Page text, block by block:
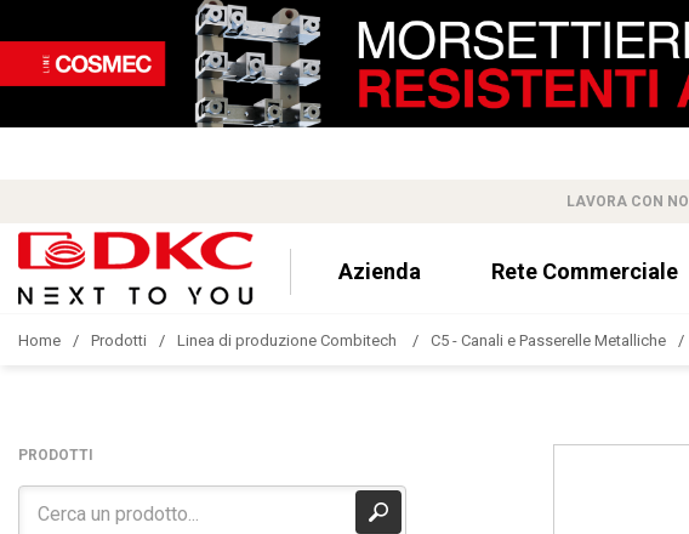
LAVORA CON NOI
Azienda Rete Commerciale
Home Prodotti Linea di produzione Combitech C5 - Canali e Passerelle Metalliche
PRODOTTI